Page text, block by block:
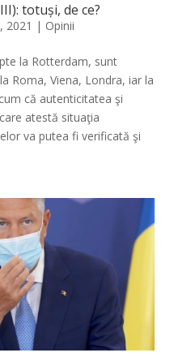
totuși, de ce?
2021 | Opinii
la Rotterdam, sunt
Roma, Viena, Londra, iar la
că autenticitatea şi
atestă situaţia
va putea fi verificată şi